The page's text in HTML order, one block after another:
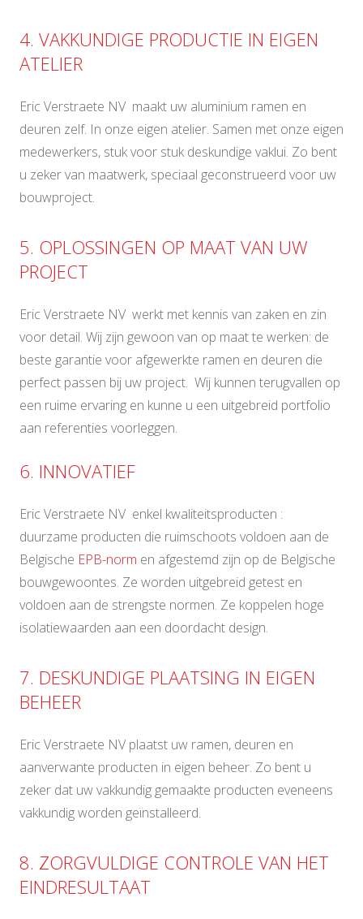
4. VAKKUNDIGE PRODUCTIE IN EIGEN
ATELIER
Eric Verstraete NV maakt uw aluminium ramen en
deuren zelf. In onze eigen atelier. Samen met onze eigen
medewerkers, stuk voor stuk deskundige vaklui. Zo bent
u zeker van maatwerk, speciaal geconstrueerd voor uw
bouwproject.
5. OPLOSSINGEN OP MAAT VAN UW
PROJECT
Eric Verstraete NV werkt met kennis van zaken en zin
voor detail. Wij zijn gewoon van op maat te werken: de
beste garantie voor afgewerkte ramen en deuren die
perfect passen bij uw project. Wij kunnen terugvallen op
een ruime ervaring en kunne u een uitgebreid portfolio
aan referenties voorleggen.
6. INNOVATIEF
Eric Verstraete NV enkel kwaliteitsproducten :
duurzame producten die ruimschoots voldoen aan de
Belgische EPB-norm en afgestemd zijn op de Belgische
bouwgewoontes. Ze worden uitgebreid getest en
voldoen aan de strengste normen. Ze koppelen hoge
isolatiewaarden aan een doordacht design.
7. DESKUNDIGE PLAATSING IN EIGEN
BEHEER
Eric Verstraete NV plaatst uw ramen, deuren en
aanverwante producten in eigen beheer. Zo bent u
zeker dat uw vakkundig gemaakte producten eveneens
vakkundig worden geïnstalleerd.
8. ZORGVULDIGE CONTROLE VAN HET
EINDRESULTAAT